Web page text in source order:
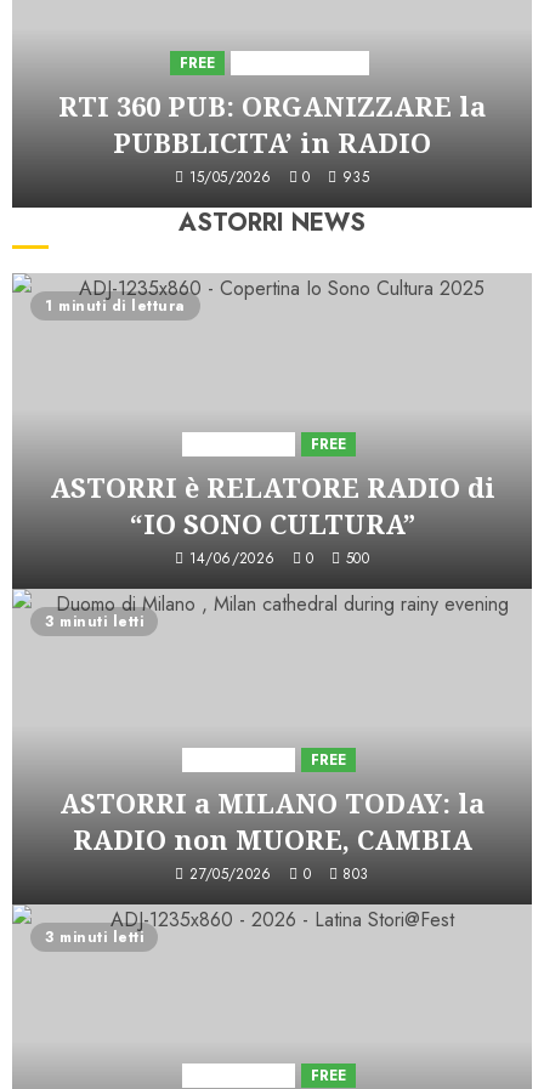
FREE
RTI 360 PUB: ORGANIZZARE la
PUBBLICITA’ in RADIO
15/05/2026 0 935
ASTORRI NEWS
1 minuti di lettura
FREE
ASTORRI è RELATORE RADIO di
“IO SONO CULTURA”
14/06/2026 0 500
3 minuti letti
FREE
ASTORRI a MILANO TODAY: la
RADIO non MUORE, CAMBIA
27/05/2026 0 803
3 minuti letti
FREE